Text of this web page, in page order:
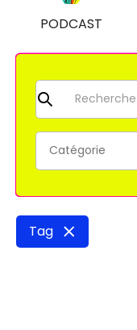
PODCAST
Catégorie
Tag